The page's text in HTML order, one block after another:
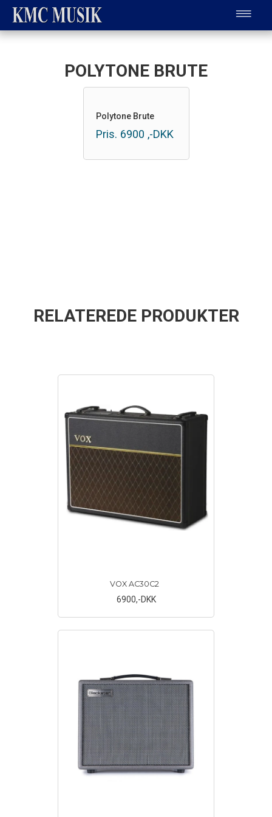
POLYTONE BRUTE
Polytone Brute
Pris. 6900 ,-DKK
RELATEREDE PRODUKTER
VOX AC30C2
6900,-DKK